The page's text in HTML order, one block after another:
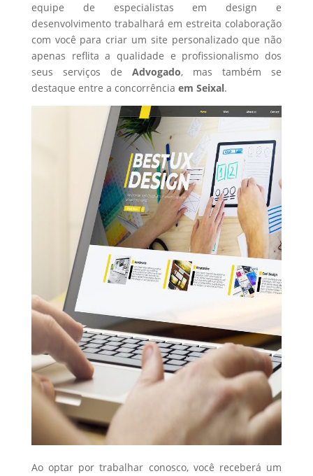
equipe de especialistas em design e
desenvolvimento trabalhará em estreita colaboração
com você para criar um site personalizado que não
apenas reflita a qualidade e profissionalismo dos
seus serviços de Advogado, mas também se
destaque entre a concorrência em Seixal.
Ao optar por trabalhar conosco, você receberá um